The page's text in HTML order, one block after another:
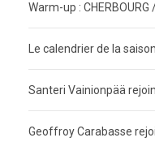
Warm-up :
Le calendrier de la
Santeri Vainionpää
Geoffroy Carabasse